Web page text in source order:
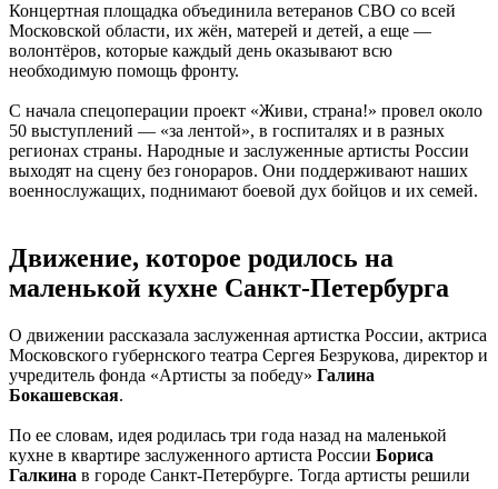
Концертная площадка объединила ветеранов СВО со всей
Московской области, их жён, матерей и детей, а еще —
волонтёров, которые каждый день оказывают всю
необходимую помощь фронту.
С начала спецоперации проект «Живи, страна!» провел около
50 выступлений — «за лентой», в госпиталях и в разных
регионах страны. Народные и заслуженные артисты России
выходят на сцену без гонораров. Они поддерживают наших
военнослужащих, поднимают боевой дух бойцов и их семей.
Движение, которое родилось на
маленькой кухне Санкт-Петербурга
О движении рассказала заслуженная артистка России, актриса
Московского губернского театра Сергея Безрукова, директор и
учредитель фонда «Артисты за победу» Галина
Бокашевская.
По ее словам, идея родилась три года назад на маленькой
кухне в квартире заслуженного артиста России Бориса
Галкина в городе Санкт-Петербурге. Тогда артисты решили